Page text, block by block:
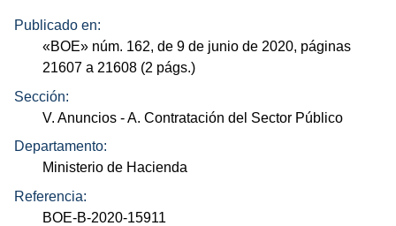
Publicado en:
«BOE» núm. 162, de 9 de junio de 2020, páginas
21607 a 21608 (2 págs.)
Sección:
V. Anuncios - A. Contratación del Sector Público
Departamento:
Ministerio de Hacienda
Referencia:
BOE-B-2020-15911